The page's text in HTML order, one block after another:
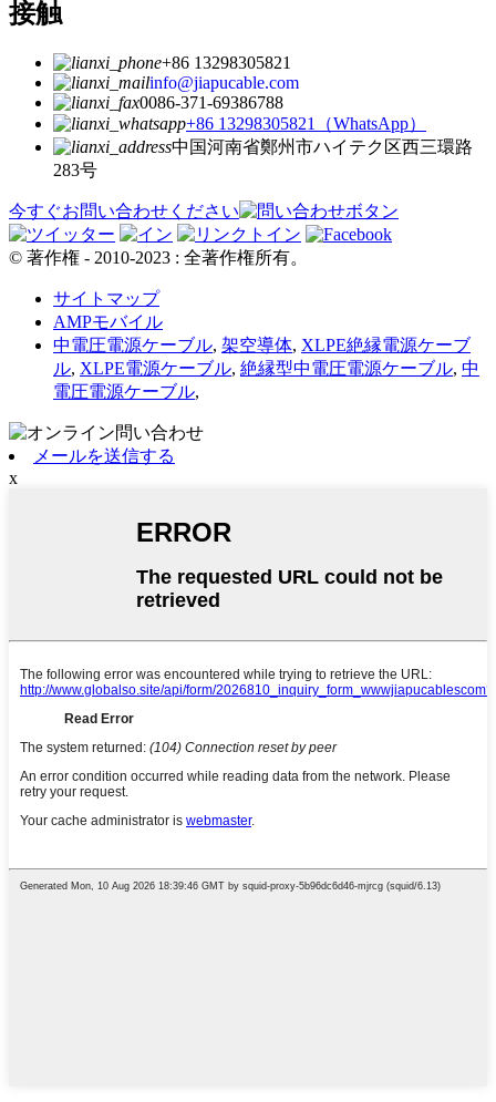
接触
+86 13298305821
info@jiapucable.com
0086-371-69386788
+86 13298305821（WhatsApp）
中国河南省鄭州市ハイテク区西三環路
283号
今すぐお問い合わせください
© 著作権 - 2010-2023 : 全著作権所有。
サイトマップ
AMPモバイル
中電圧電源ケーブル, 架空導体, XLPE絶縁電源ケーブ
ル, XLPE電源ケーブル, 絶縁型中電圧電源ケーブル, 中
電圧電源ケーブル,
メールを送信する
x